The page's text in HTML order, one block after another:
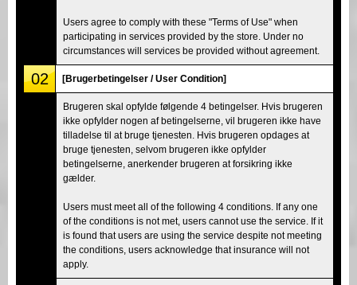
Users agree to comply with these "Terms of Use" when
participating in services provided by the store. Under no
circumstances will services be provided without agreement.
02 [Brugerbetingelser / User Condition]
Brugeren skal opfylde følgende 4 betingelser. Hvis brugeren
ikke opfylder nogen af betingelserne, vil brugeren ikke have
tilladelse til at bruge tjenesten. Hvis brugeren opdages at
bruge tjenesten, selvom brugeren ikke opfylder
betingelserne, anerkender brugeren at forsikring ikke
gælder.
Users must meet all of the following 4 conditions. If any one
of the conditions is not met, users cannot use the service. If it
is found that users are using the service despite not meeting
the conditions, users acknowledge that insurance will not
apply.